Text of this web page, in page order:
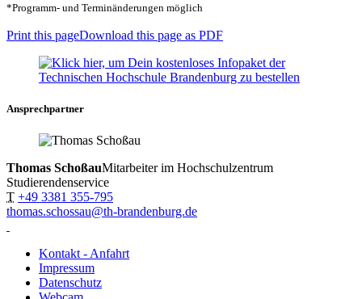
*Programm- und Terminänderungen möglich
Print this pageDownload this page as PDF
Ansprechpartner
Thomas SchoßauMitarbeiter im Hochschulzentrum
Studierendenservice
T +49 3381 355-795
thomas.schossau@th-brandenburg.de
Kontakt - Anfahrt
Impressum
Datenschutz